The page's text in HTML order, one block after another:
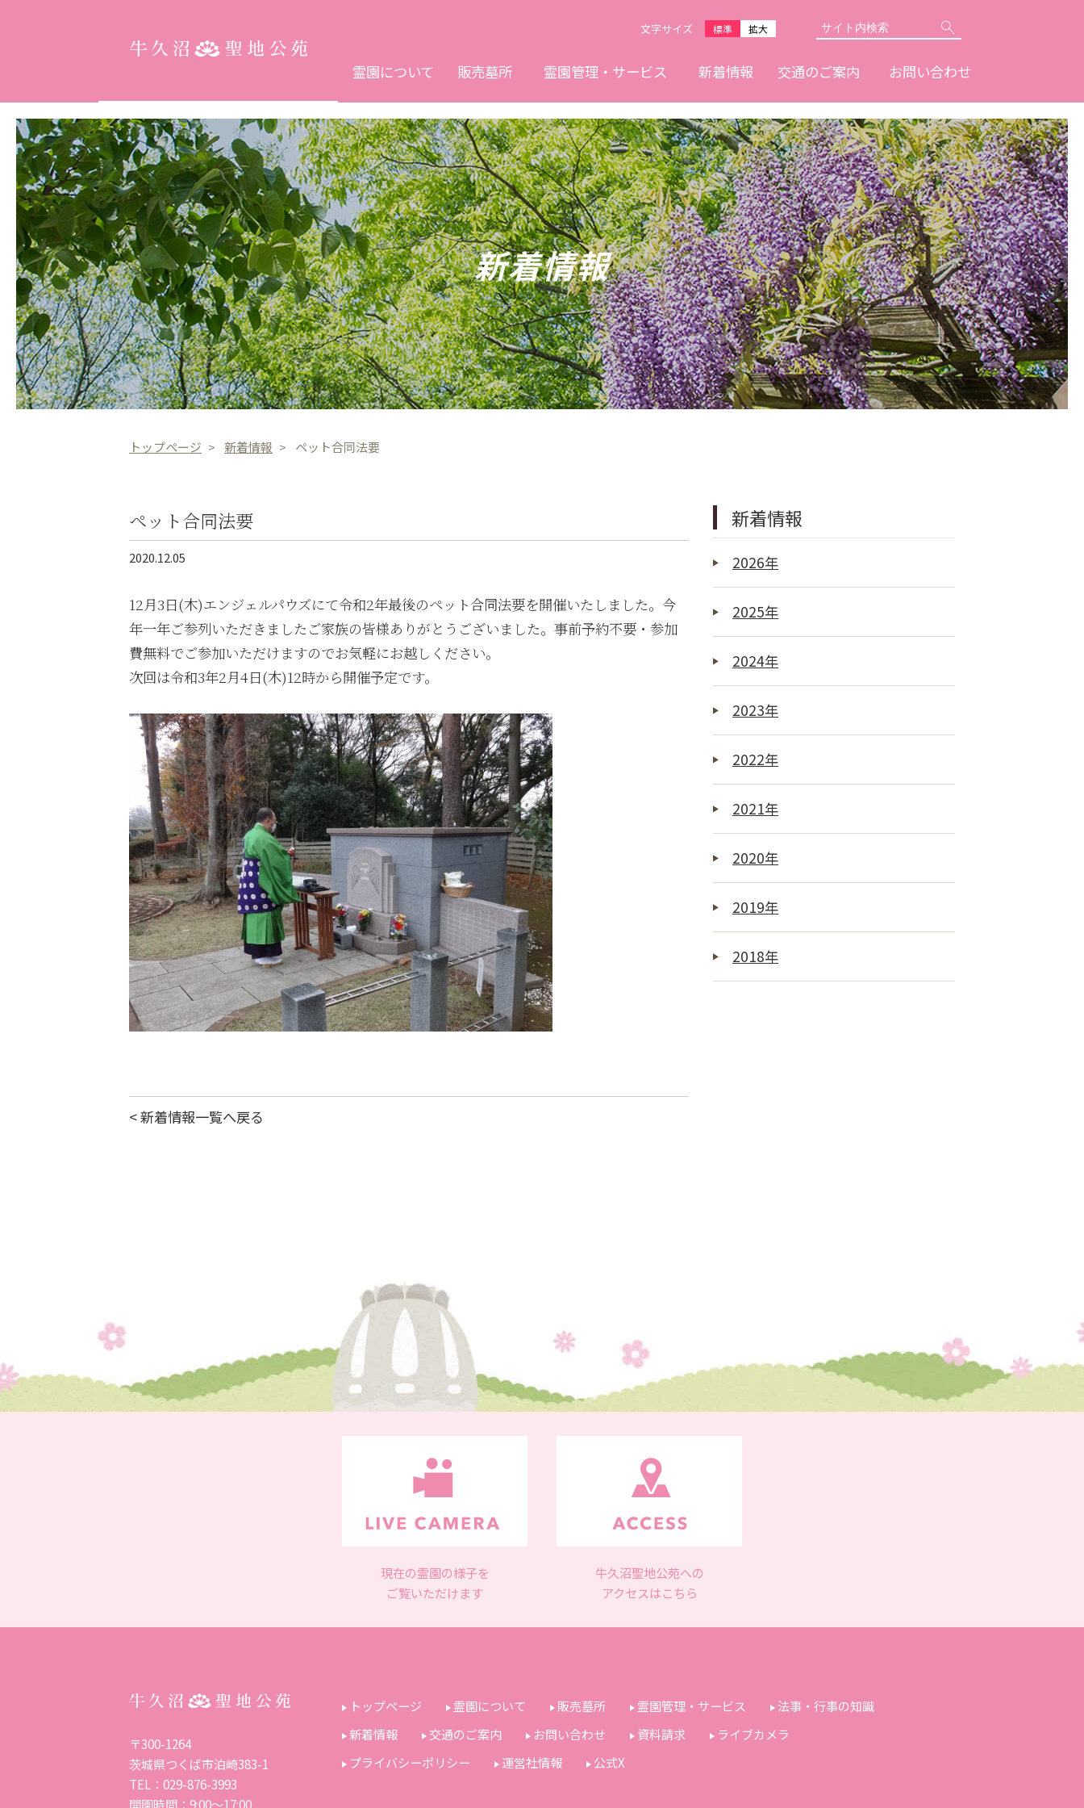
文字サイズ 標準 拡大
霊園について 販売墓所 霊園管理・サービス 新着情報 交通のご案内 お問い合わせ
新着情報
トップページ 新着情報 ペット合同法要
ペット合同法要
2020.12.05
12月3日(木)エンジェルパウズにて令和2年最後のペット合同法要を開催いたしました。今
年一年ご参列いただきましたご家族の皆様ありがとうございました。事前予約不要・参加
費無料でご参加いただけますのでお気軽にお越しください。
次回は令和3年2月4日(木)12時から開催予定です。
< 新着情報一覧へ戻る
新着情報
2026年
2025年
2024年
2023年
2022年
2021年
2020年
2019年
2018年
現在の霊園の様子を
ご覧いただけます
牛久沼聖地公苑への
アクセスはこちら
トップページ 霊園について 販売墓所 霊園管理・サービス
法事・行事の知識
新着情報
交通のご案内 お問い合わせ 資料請求
ライブカメラ
プライバシーポリシー
運営社情報 公式X
〒300-1264
茨城県つくば市泊崎383-1
TEL：029-876-3993
開園時間：9:00～17:00